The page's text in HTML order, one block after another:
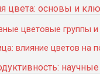
цвета: основы и
цветовые группы и
влияние цветов на